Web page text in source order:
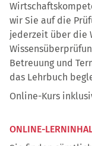
wir Sie auf die
jederzeit über die
Betreuung und
das Lehrbuch
Online-Kurs
ONLINE-